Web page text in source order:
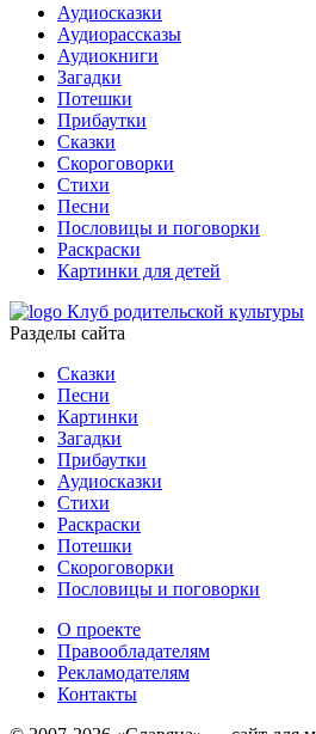
Аудиосказки
Аудиорассказы
Аудиокниги
Загадки
Потешки
Прибаутки
Сказки
Скороговорки
Стихи
Песни
Пословицы и поговорки
Раскраски
Картинки для детей
Клуб родительской культуры
Разделы сайта
Сказки
Песни
Картинки
Загадки
Прибаутки
Аудиосказки
Стихи
Раскраски
Потешки
Скороговорки
Пословицы и поговорки
О проекте
Правообладателям
Рекламодателям
Контакты